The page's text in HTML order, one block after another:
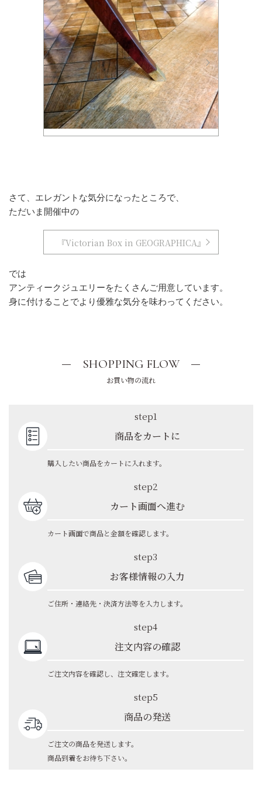
さて、エレガントな気分になったところで、
ただいま開催中の
『Victorian Box in GEOGRAPHICA』
では
アンティークジュエリーをたくさんご用意しています。
身に付けることでより優雅な気分を味わってください。
SHOPPING FLOW
お買い物の流れ
step1
商品をカートに
購入したい商品をカートに入れます。
step2
カート画面へ進む
カート画面で商品と金額を確認します。
step3
お客様情報の入力
ご住所・連絡先・決済方法等を入力します。
step4
注文内容の確認
ご注文内容を確認し、注文確定します。
step5
商品の発送
ご注文の商品を発送します。
商品到着をお待ち下さい。